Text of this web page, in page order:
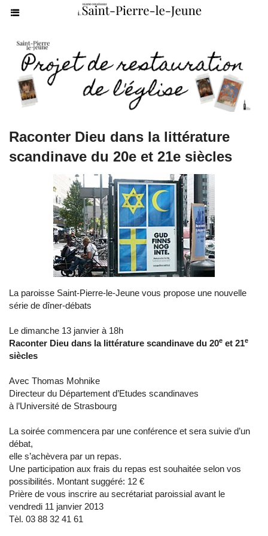
Raconter Dieu dans la littérature
scandinave du 20e et 21e siècles
La paroisse Saint-Pierre-le-Jeune vous propose une nouvelle
série de dîner-débats
Le dimanche 13 janvier à 18h
Raconter Dieu dans la littérature scandinave du 20e et 21e
siècles
Avec Thomas Mohnike
Directeur du Département d’Etudes scandinaves
à l’Université de Strasbourg
La soirée commencera par une conférence et sera suivie d’un
débat,
elle s’achèvera par un repas.
Une participation aux frais du repas est souhaitée selon vos
possibilités. Montant suggéré: 12 €
Prière de vous inscrire au secrétariat paroissial avant le
vendredi 11 janvier 2013
Tèl. 03 88 32 41 61